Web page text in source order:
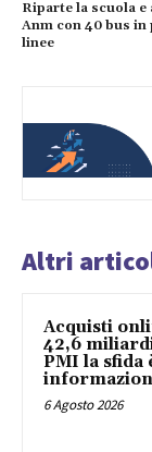
Riparte la scuola e
Anm con 40 bus in
linee
Altri
Acquisti
42,6
PMI la sfida
6 Agosto 2026